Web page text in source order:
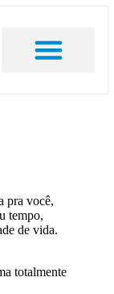
pra você,
tempo,
de vida.
totalmente